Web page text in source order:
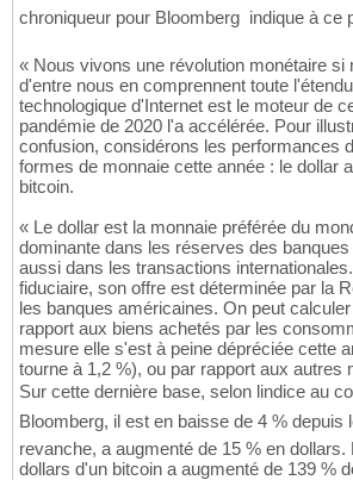
chroniqueur pour Bloomberg  indique à ce
« Nous vivons une révolution monétaire si
d'entre nous en comprennent toute
technologique d'Internet est le moteur de
pandémie de 2020 l'a accélérée. Pour
confusion, considérons les performances
formes de monnaie cette année : le dollar
bitcoin.
« Le dollar est la monnaie préférée du
dominante dans les réserves des
aussi dans les transactions
fiduciaire, son offre est déterminée par la
les banques américaines. On peut
rapport aux biens achetés par les
mesure elle s'est à peine dépréciée cette
tourne à 1,2 %), ou par rapport aux autres
Sur cette dernière base, selon lindice au
Bloomberg, il est en baisse de 4 % depuis
revanche, a augmenté de 15 % en dollars.
dollars d'un bitcoin a augmenté de 139 %